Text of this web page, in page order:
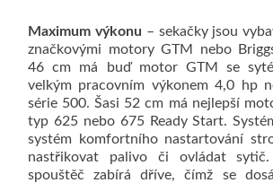
Maximum výkonu – sekačky jsou
značkovými motory GTM nebo
46 cm má buď motor GTM se
velkým pracovním výkonem 4,0 hp
série 500. Šasi 52 cm má nejlepší
typ 625 nebo 675 Ready Start.
systém komfortního nastartování
nastřikovat palivo či ovládat
spouštěč zabírá dříve, čímž se